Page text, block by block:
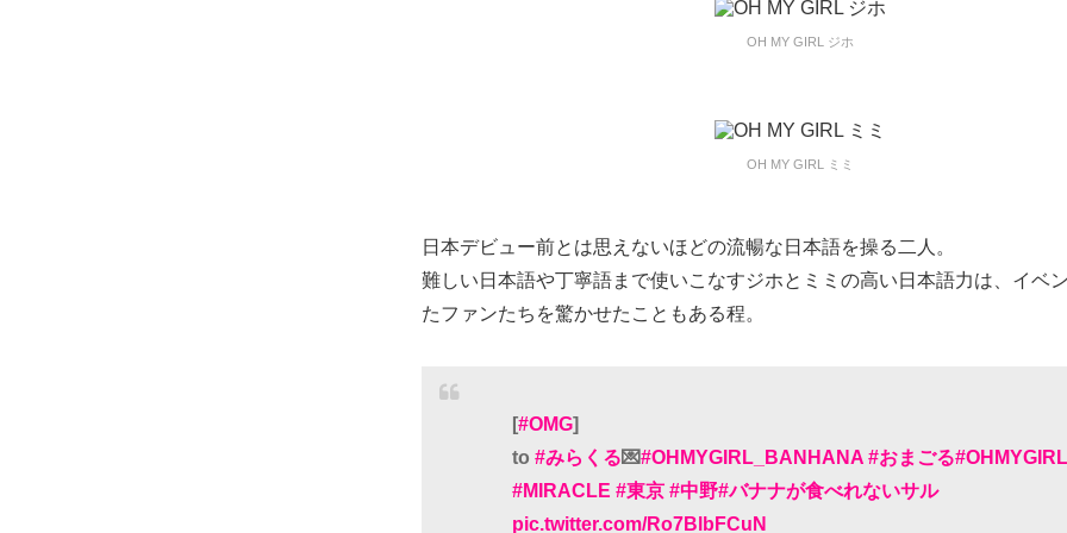
OH MY GIRL ジホ
OH MY GIRL ミミ
日本デビュー前とは思えないほどの流暢な日本語を操る二人。
難しい日本語や丁寧語まで使いこなすジホとミミの高い日本語力は、イベ
たファンたちを驚かせたこともある程。
[#OMG]
to #みらくる💌#OHMYGIRL_BANHANA #おまごる#OHMYGIRL
#MIRACLE #東京 #中野#バナナが食べれないサル
pic.twitter.com/Ro7BlbFCuN